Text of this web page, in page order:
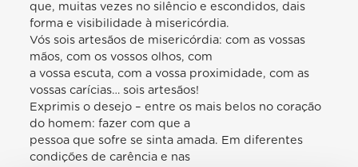
que, muitas vezes no silêncio e escondidos, dais
forma e visibilidade à misericórdia.
Vós sois artesãos de misericórdia: com as vossas
mãos, com os vossos olhos, com
a vossa escuta, com a vossa proximidade, com as
vossas carícias… sois artesãos!
Exprimis o desejo – entre os mais belos no coração
do homem: fazer com que a
pessoa que sofre se sinta amada. Em diferentes
condições de carência e nas